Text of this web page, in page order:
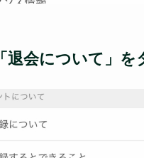
「退会について」を